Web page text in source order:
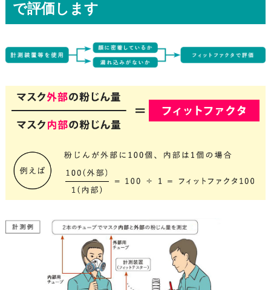
で評価します